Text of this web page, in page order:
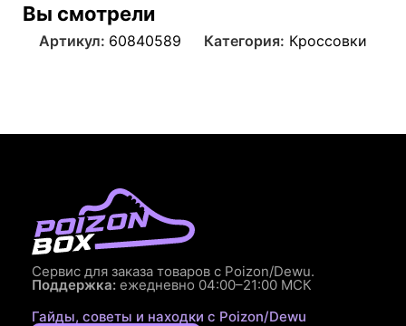
Вы смотрели
Артикул: 60840589 Категория: Кроссовки
Сервис для заказа товаров с Poizon/Dewu.
Поддержка: ежедневно 04:00–21:00 МСК
Гайды, советы и находки с Poizon/Dewu